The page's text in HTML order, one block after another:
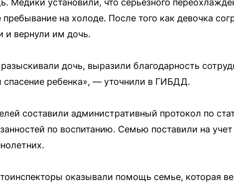
установили, что серьезного
на холоде. После того как девочка
и вернули им дочь.
дочь, выразили благодарность
спасение ребенка», — уточнили в ГИБДД.
составили административный протокол по
по воспитанию. Семью поставили на учет
оказывали помощь семье, которая